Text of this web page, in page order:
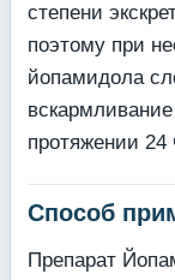
степени
поэтому при
йопамидола
протяжении 24
Способ
Препарат